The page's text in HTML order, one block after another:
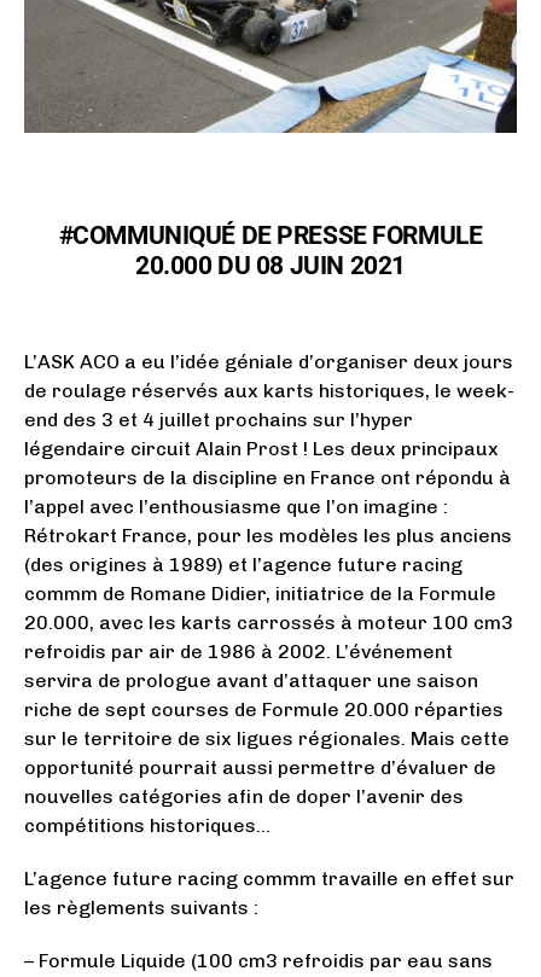
#COMMUNIQUÉ DE PRESSE FORMULE
20.000 DU 08 JUIN 2021
L’ASK ACO a eu l’idée géniale d’organiser deux jours
de roulage réservés aux karts historiques, le week-
end des 3 et 4 juillet prochains sur l’hyper
légendaire circuit Alain Prost ! Les deux principaux
promoteurs de la discipline en France ont répondu à
l’appel avec l’enthousiasme que l’on imagine :
Rétrokart France, pour les modèles les plus anciens
(des origines à 1989) et l’agence future racing
commm de Romane Didier, initiatrice de la Formule
20.000, avec les karts carrossés à moteur 100 cm3
refroidis par air de 1986 à 2002. L’événement
servira de prologue avant d’attaquer une saison
riche de sept courses de Formule 20.000 réparties
sur le territoire de six ligues régionales. Mais cette
opportunité pourrait aussi permettre d’évaluer de
nouvelles catégories afin de doper l’avenir des
compétitions historiques…
L’agence future racing commm travaille en effet sur
les règlements suivants :
– Formule Liquide (100 cm3 refroidis par eau sans